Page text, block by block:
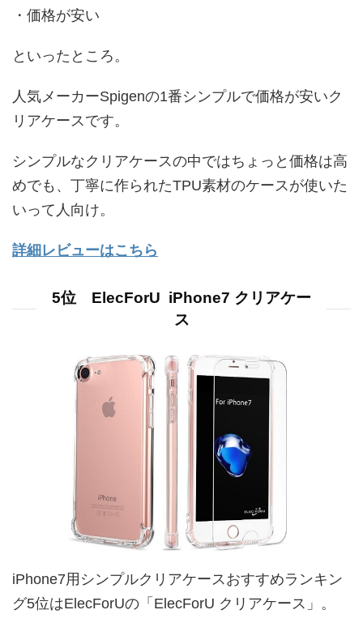
・価格が安い
といったところ。
人気メーカーSpigenの1番シンプルで価格が安いク
リアケースです。
シンプルなクリアケースの中ではちょっと価格は高
めでも、丁寧に作られたTPU素材のケースが使いた
いって人向け。
詳細レビューはこちら
5位 ElecForU iPhone7 クリアケー
ス
iPhone7用シンプルクリアケースおすすめランキン
グ5位はElecForUの「ElecForU クリアケース」。